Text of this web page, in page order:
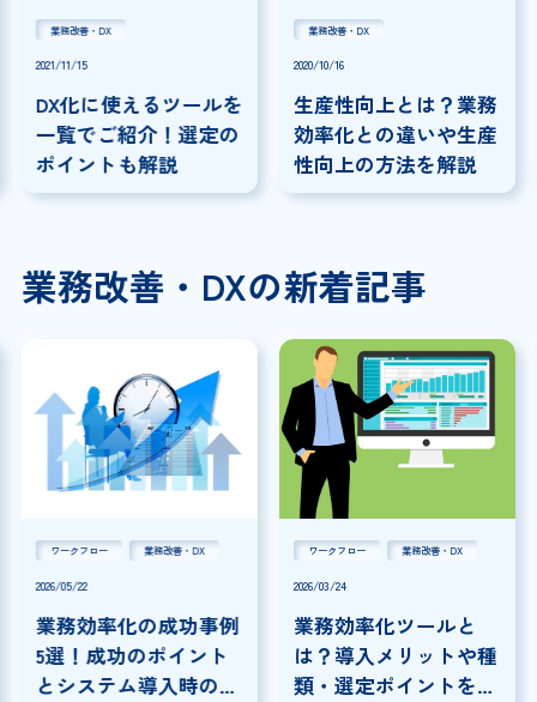
業務改善・DX
2021/11/15
DX化に使えるツールを
一覧でご紹介！選定の
ポイントも解説
業務改善・DX
2020/10/16
生産性向上とは？業務
効率化との違いや生産
性向上の方法を解説
業務改善・DXの新着記事
ワークフロー 業務改善・DX
2026/05/22
業務効率化の成功事例
5選！成功のポイント
とシステム導入時の注
ワークフロー 業務改善・DX
2026/03/24
業務効率化ツールと
は？導入メリットや種
類・選定ポイントを解